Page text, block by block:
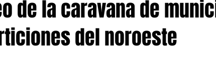
de la caravana de
del noroeste